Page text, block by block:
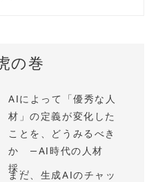
の巻
AIによって「優秀な人
材」の定義が変化した
ことを、どうみるべき
か —AI時代の人材
採...
まだ、生成AIのチャッ